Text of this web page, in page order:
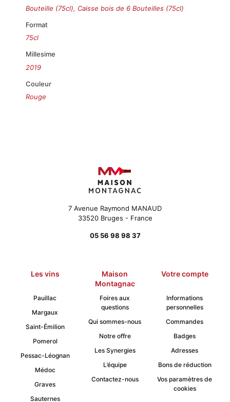
Bouteille (75cl), Caisse bois de 6 Bouteilles (75cl)
Format
75cl
Millesime
2019
Couleur
Rouge
7 Avenue Raymond MANAUD
33520 Bruges - France
05 56 98 98 37
Les vins
Maison
Montagnac
Votre compte
Pauillac
Margaux
Saint-Émilion
Pomerol
Pessac-Léognan
Médoc
Graves
Sauternes
Foires aux
questions
Qui sommes-nous
Notre offre
Les Synergies
L’équipe
Contactez-nous
Informations
personnelles
Commandes
Badges
Adresses
Bons de réduction
Vos paramètres de
cookies